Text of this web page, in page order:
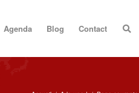
Agenda Blog Contact